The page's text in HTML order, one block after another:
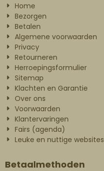
Home
Bezorgen
Betalen
Algemene voorwaarden
Privacy
Retourneren
Herroepingsformulier
Sitemap
Klachten en Garantie
Over ons
Voorwaarden
Klantervaringen
Fairs (agenda)
Leuke en nuttige websites
Betaalmethoden